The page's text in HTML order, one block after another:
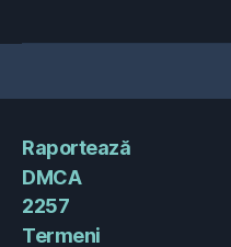
Raportează
DMCA
2257
Termeni